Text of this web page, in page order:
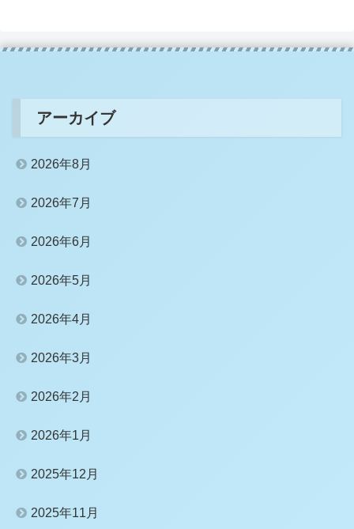
アーカイブ
2026年8月
2026年7月
2026年6月
2026年5月
2026年4月
2026年3月
2026年2月
2026年1月
2025年12月
2025年11月